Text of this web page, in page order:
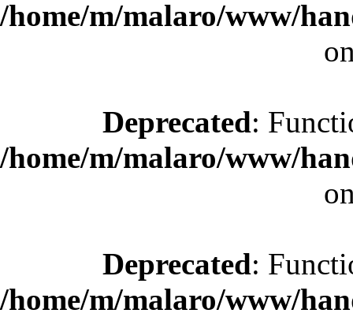
/home/m/malaro/www/
Deprecated:
/home/m/malaro/www/
Deprecated:
/home/m/malaro/www/